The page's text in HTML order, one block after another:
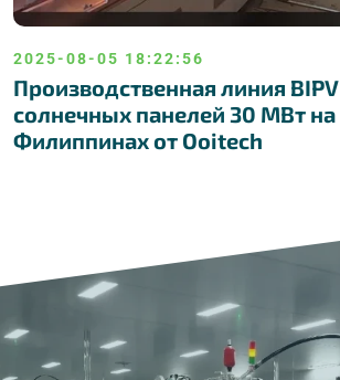
2025-08-05 18:22:56
Производственная линия BIPV
солнечных панелей 30 МВт на
Филиппинах от Ooitech